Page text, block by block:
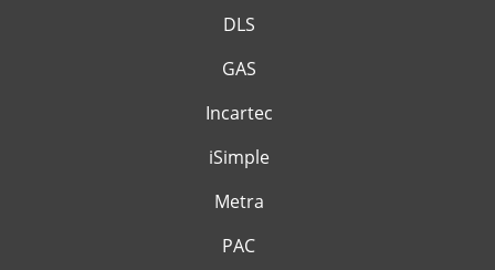
DLS
GAS
Incartec
iSimple
Metra
PAC